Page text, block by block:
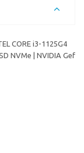
CORE i3-1125G4
NVMe | NVIDIA Gef